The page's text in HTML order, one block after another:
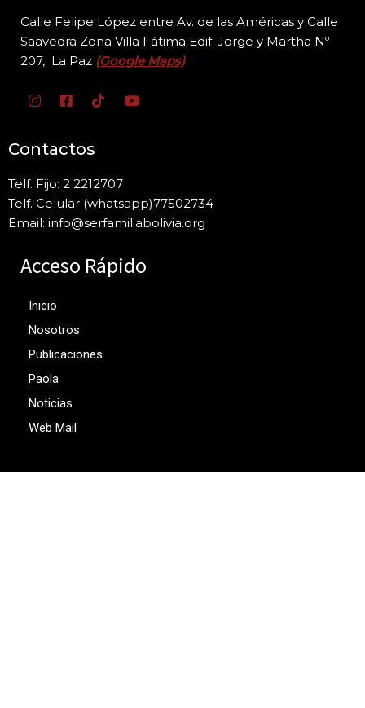
Calle Felipe López entre Av. de las Américas y Calle
Saavedra Zona Villa Fátima Edif. Jorge y Martha Nº
207, La Paz (Google Maps)
Contactos
Telf. Fijo: 2 2212707
Telf. Celular (whatsapp)77502734
Email: info@serfamiliabolivia.org
Acceso Rápido
Inicio
Nosotros
Publicaciones
Paola
Noticias
Web Mail